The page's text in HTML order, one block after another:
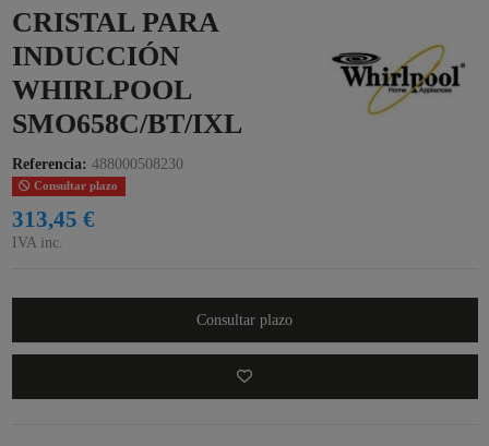
CRISTAL PARA
INDUCCIÓN
WHIRLPOOL
SMO658C/BT/IXL
Referencia: 488000508230
Consultar plazo
313,45 €
IVA inc.
Consultar plazo